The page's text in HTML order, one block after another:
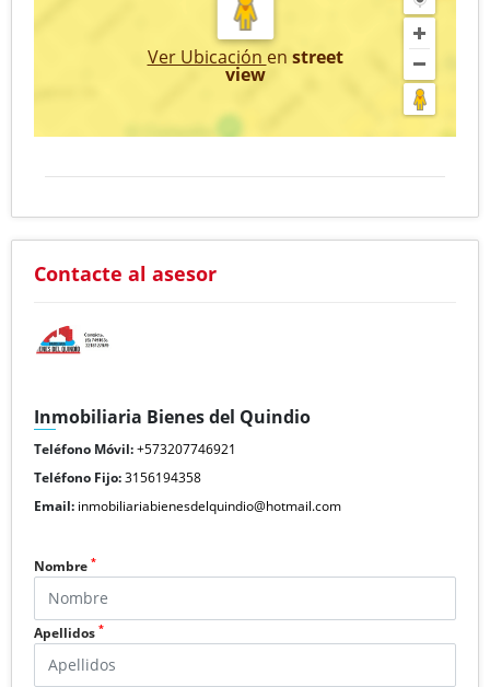
Ver Ubicación en street
view
Contacte al asesor
Inmobiliaria Bienes del Quindio
Teléfono Móvil:+573207746921
Teléfono Fijo:3156194358
Email: inmobiliariabienesdelquindio@hotmail.com
Nombre *
Apellidos *